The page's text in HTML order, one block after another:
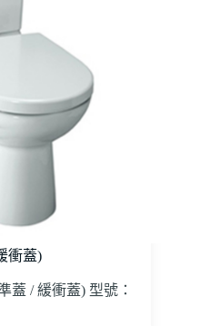
衝蓋)
蓋 / 緩衝蓋) 型號：